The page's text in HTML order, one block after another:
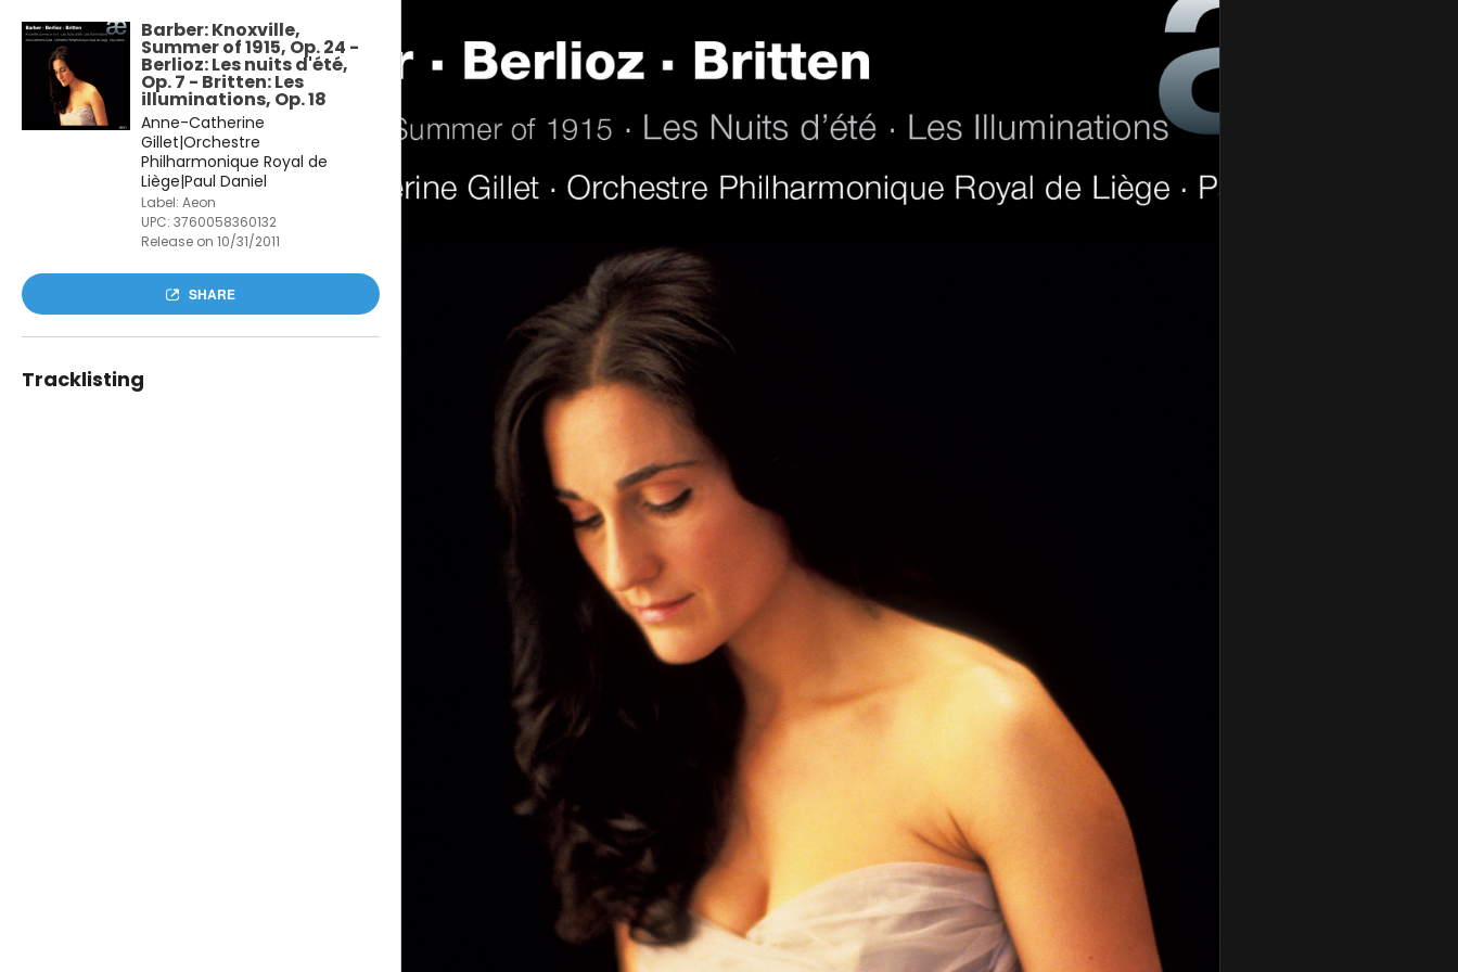
Barber: Knoxville,
Summer of 1915, Op. 24 -
Berlioz: Les nuits d'été,
Op. 7 - Britten: Les
illuminations, Op. 18
Anne-Catherine
Gillet|Orchestre
Philharmonique Royal de
Liège|Paul Daniel
Label: Aeon
UPC: 3760058360132
Release on 10/31/2011
SHARE
Tracklisting